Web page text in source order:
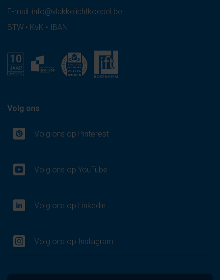
E-mail: info@vlakkelichtkoepel.be
BTW • KvK • IBAN
Volg ons
Volg ons op Pinterest
Volg ons op YouTube
Volg ons op Linkedin
Volg ons op Instagram